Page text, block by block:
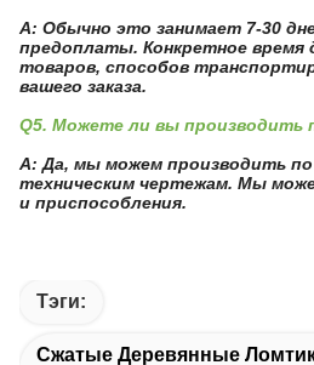
A: Обычно это занимает 7-30
предоплаты. Конкретное время
товаров, способов
вашего заказа.
Q5. Можете ли вы производить
A: Да, мы можем производить
техническим чертежам. Мы
и приспособления.
Тэги:
Сжатые Деревянные